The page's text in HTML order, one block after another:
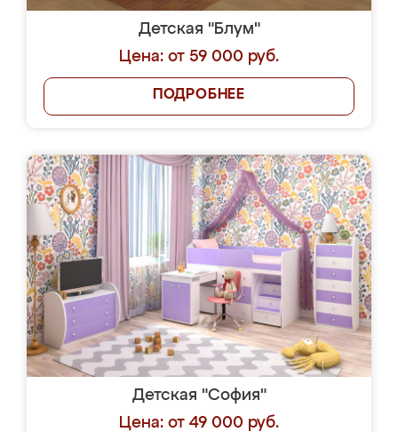
Детская "Блум"
Цена: от 59 000 руб.
ПОДРОБНЕЕ
Детская "София"
Цена: от 49 000 руб.